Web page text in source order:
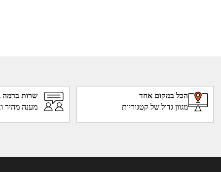
הכל במקום אחד
מגוון גדול של קטגוריות
שרות ברמה
מענה מהיר